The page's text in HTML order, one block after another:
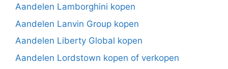
Aandelen Lamborghini kopen
Aandelen Lanvin Group kopen
Aandelen Liberty Global kopen
Aandelen Lordstown kopen of verkopen